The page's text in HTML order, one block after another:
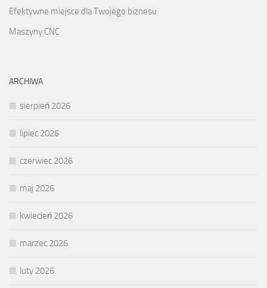
Efektywne miejsce dla Twojego biznesu
Maszyny CNC
ARCHIWA
sierpień 2026
lipiec 2026
czerwiec 2026
maj 2026
kwiecień 2026
marzec 2026
luty 2026